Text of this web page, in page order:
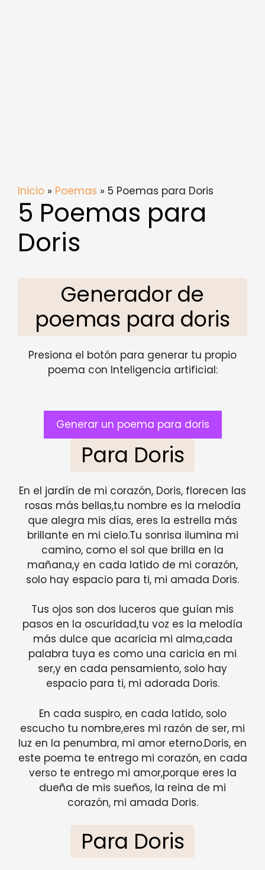
Inicio » Poemas » 5 Poemas para Doris
5 Poemas para
Doris
Generador de
poemas para doris
Presiona el botón para generar tu propio
poema con Inteligencia artificial:
Generar un poema para doris
Para Doris
En el jardín de mi corazón, Doris, florecen las
rosas más bellas,tu nombre es la melodía
que alegra mis días, eres la estrella más
brillante en mi cielo.Tu sonrisa ilumina mi
camino, como el sol que brilla en la
mañana,y en cada latido de mi corazón,
solo hay espacio para ti, mi amada Doris.
Tus ojos son dos luceros que guían mis
pasos en la oscuridad,tu voz es la melodía
más dulce que acaricia mi alma,cada
palabra tuya es como una caricia en mi
ser,y en cada pensamiento, solo hay
espacio para ti, mi adorada Doris.
En cada suspiro, en cada latido, solo
escucho tu nombre,eres mi razón de ser, mi
luz en la penumbra, mi amor eterno.Doris, en
este poema te entrego mi corazón, en cada
verso te entrego mi amor,porque eres la
dueña de mis sueños, la reina de mi
corazón, mi amada Doris.
Para Doris